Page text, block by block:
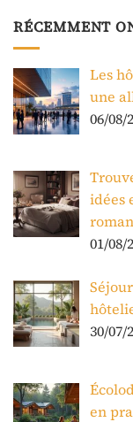
RÉCEMMENT
Les
une
06/08/
idées
01/08/
30/07/
en